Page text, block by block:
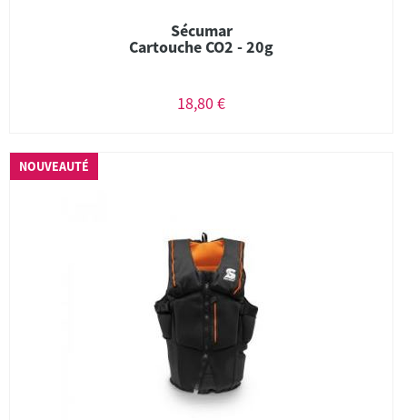
Sécumar
Cartouche CO2 - 20g
18,80 €
NOUVEAUTÉ